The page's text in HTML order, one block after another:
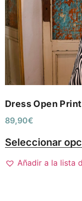
Dress Open Print
89,90€
Seleccionar
Añadir a la lista